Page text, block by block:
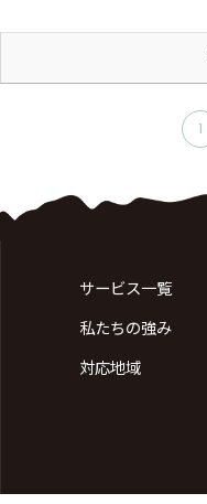
1
サービス一覧
私たちの強み
対応地域